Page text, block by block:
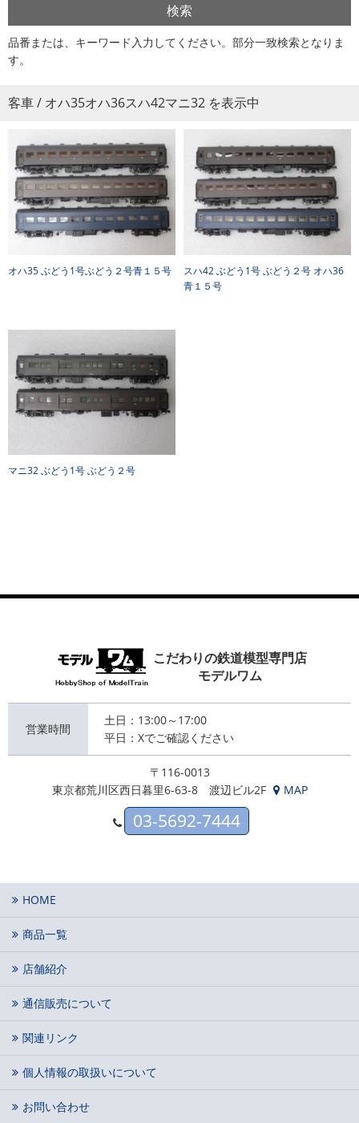
品番または、キーワード入力してください。部分一致検索となりま
す。
客車 / オハ35オハ36スハ42マニ32 を表示中
オハ35 ぶどう1号ぶどう２号青１５号
スハ42 ぶどう1号 ぶどう２号 オハ36
青１５号
マニ32 ぶどう1号 ぶどう２号
こだわりの鉄道模型専門店
モデルワム
営業時間
土日：13:00～17:00
平日：Xでご確認ください
〒116-0013
東京都荒川区西日暮里6-63-8 渡辺ビル2F
MAP
03-5692-7444
HOME
商品一覧
店舗紹介
通信販売について
関連リンク
個人情報の取扱いについて
お問い合わせ